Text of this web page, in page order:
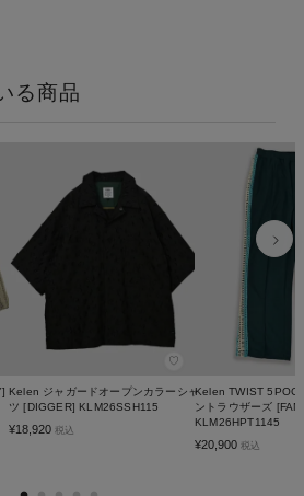
る商品
♡
Kelen ジャガードオープンカラーシャ
ツ [DIGGER] KLM26SSH115
¥18,920 税込
Kelen TWIST
ントラウザーズ
KLM26HPT1145
¥20,900 税込